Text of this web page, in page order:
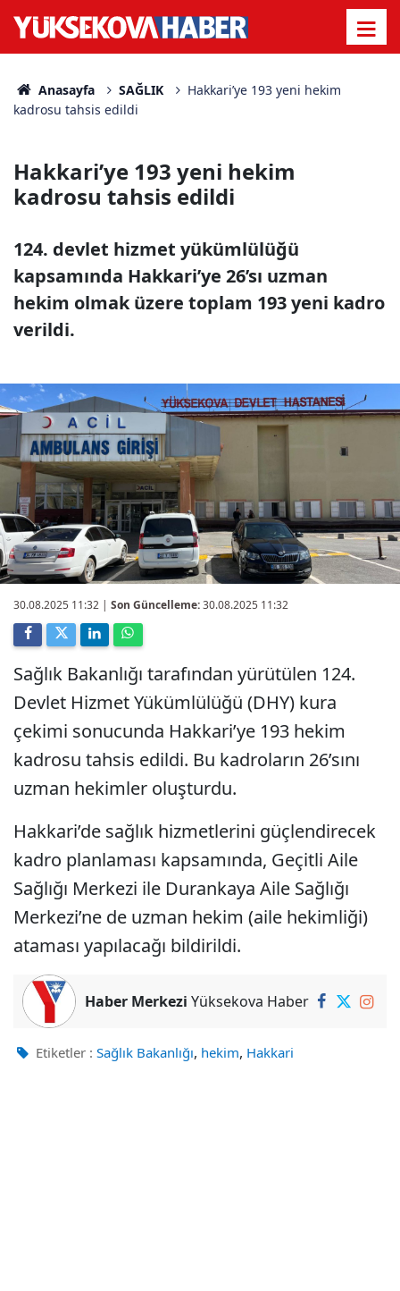
Anasayfa SAĞLIK
Hakkari’ye 193 yeni hekim
kadrosu tahsis edildi
Hakkari’ye 193 yeni hekim
kadrosu tahsis edildi
124. devlet hizmet yükümlülüğü
kapsamında Hakkari’ye 26’sı uzman
hekim olmak üzere toplam 193 yeni kadro
verildi.
30.08.2025 11:32 | Son Güncelleme:30.08.2025 11:32
Sağlık Bakanlığı tarafından yürütülen 124.
Devlet Hizmet Yükümlülüğü (DHY) kura
çekimi sonucunda Hakkari’ye 193 hekim
kadrosu tahsis edildi. Bu kadroların 26’sını
uzman hekimler oluşturdu.
Hakkari’de sağlık hizmetlerini güçlendirecek
kadro planlaması kapsamında, Geçitli Aile
Sağlığı Merkezi ile Durankaya Aile Sağlığı
Merkezi’ne de uzman hekim (aile hekimliği)
ataması yapılacağı bildirildi.
Haber Merkezi Yüksekova Haber
Etiketler : Sağlık Bakanlığı, hekim, Hakkari